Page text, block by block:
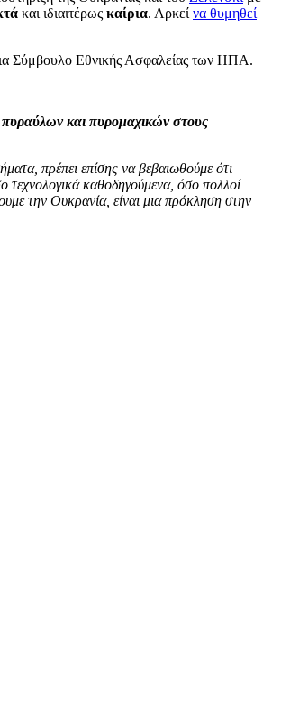
και ιδιαιτέρως καίρια. Αρκεί να θυμηθεί
Σύμβουλο Εθνικής Ασφαλείας των ΗΠΑ.
και πυρομαχικών στους
πρέπει επίσης να βεβαιωθούμε ότι
τεχνολογικά καθοδηγούμενα, όσο πολλοί
την Ουκρανία, είναι μια πρόκληση στην